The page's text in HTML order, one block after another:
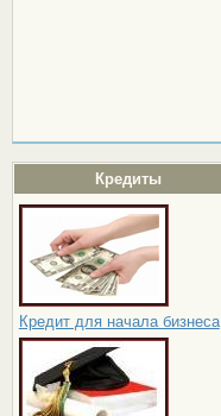
Кредиты
Кредит для начала бизнеса